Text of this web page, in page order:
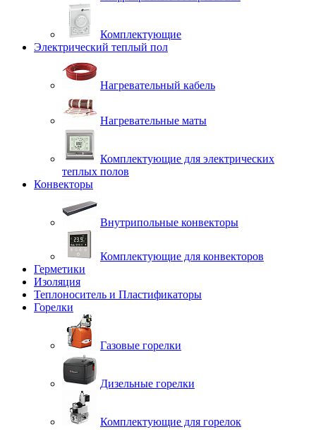
Комплектующие
Электрический теплый пол
Нагревательный кабель
Нагревательные маты
Комплектующие для электрических
теплых полов
Конвекторы
Внутрипольные конвекторы
Комплектующие для конвекторов
Герметики
Изоляция
Теплоноситель и Пластификаторы
Горелки
Газовые горелки
Дизельные горелки
Комплектующие для горелок